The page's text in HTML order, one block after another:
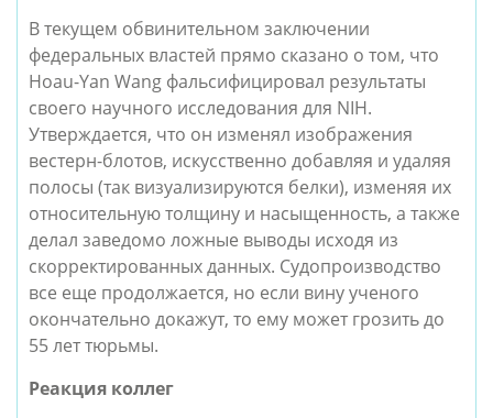
В текущем обвинительном заключении
федеральных властей прямо сказано о том, что
Hoau-Yan Wang фальсифицировал результаты
своего научного исследования для NIH.
Утверждается, что он изменял изображения
вестерн-блотов, искусственно добавляя и удаляя
полосы (так визуализируются белки), изменяя их
относительную толщину и насыщенность, а также
делал заведомо ложные выводы исходя из
скорректированных данных. Судопроизводство
все еще продолжается, но если вину ученого
окончательно докажут, то ему может грозить до
55 лет тюрьмы.
Реакция коллег